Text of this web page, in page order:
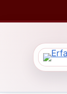
Inhalt